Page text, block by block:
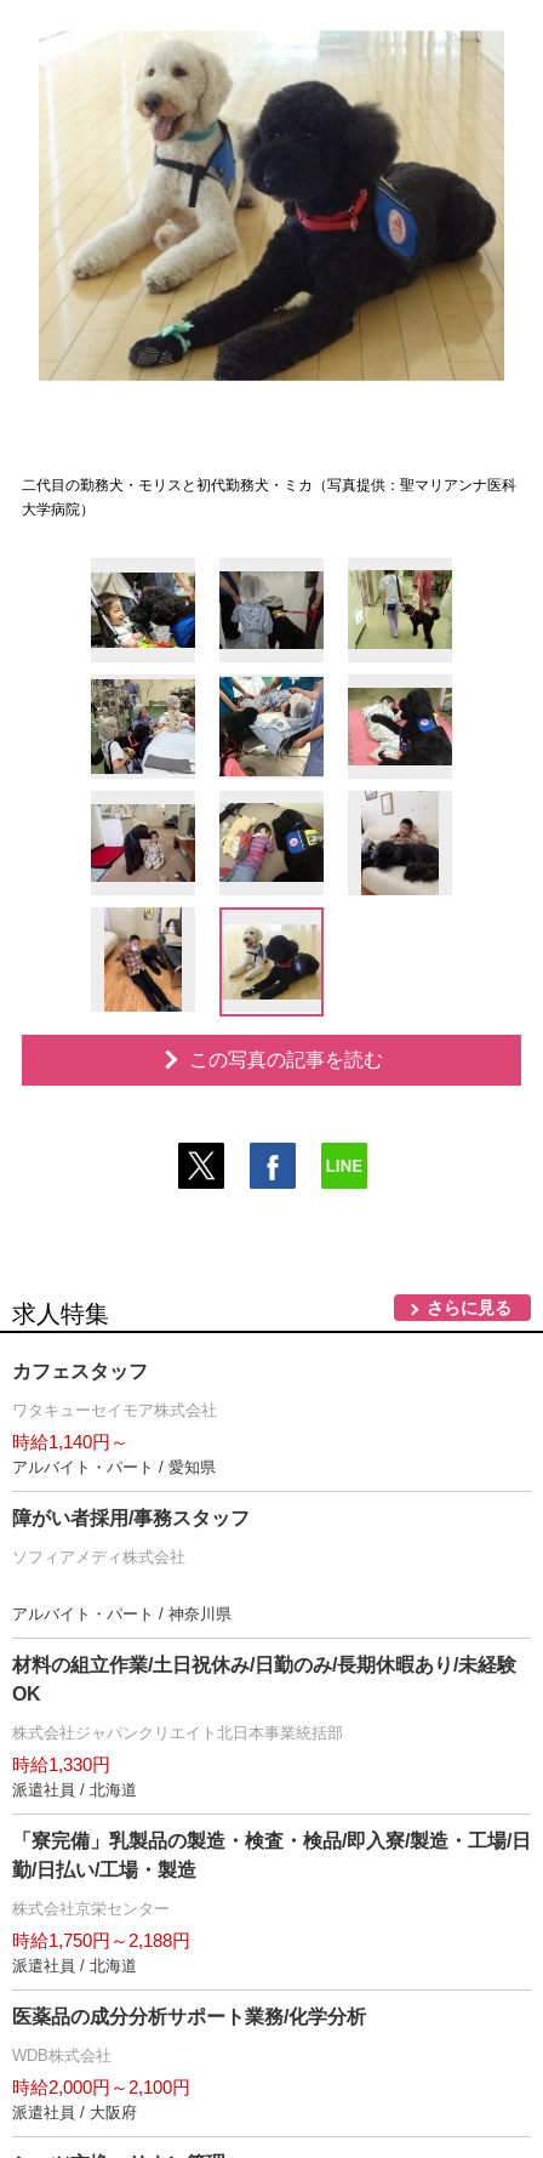
二代目の勤務犬・モリスと初代勤務犬・ミカ（写真提供：聖マリアンナ医科
大学病院）
この写真の記事を読む
求人特集 さらに見る
カフェスタッフ
ワタキューセイモア株式会社
時給1,140円～
アルバイト・パート / 愛知県
障がい者採用/事務スタッフ
ソフィアメディ株式会社
アルバイト・パート / 神奈川県
材料の組立作業/土日祝休み/日勤のみ/長期休暇あり/未経験
OK
株式会社ジャパンクリエイト北日本事業統括部
時給1,330円
派遣社員 / 北海道
「寮完備」乳製品の製造・検査・検品/即入寮/製造・工場/日
勤/日払い/工場・製造
株式会社京栄センター
時給1,750円～2,188円
派遣社員 / 北海道
医薬品の成分分析サポート業務/化学分析
WDB株式会社
時給2,000円～2,100円
派遣社員 / 大阪府